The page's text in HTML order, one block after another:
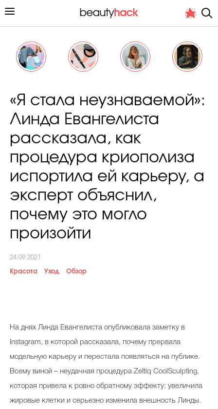
Личный опыт
Косметичка профи
Бьютихакер / Мама-хакер
Выбор визажистов
Полиция красоты
«Я стала неузнаваемой»:
Линда Евангелиста
рассказала, как
процедура криополиза
испортила ей карьеру, а
эксперт объяснил,
почему это могло
произойти
24.09.2021
Красота Уход Обзор
На днях Линда Евангелиста опубликовала заметку в
Instagram, в которой рассказала, почему прервала
модельную карьеру и перестала появляться на публике.
Всему виной – неудачная процедура Zeltiq CoolSculpting,
которая привела к ровно обратному эффекту: увеличила
жировые клетки и серьезно изменила внешность Линды.